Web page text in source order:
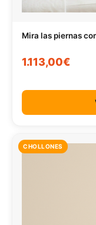
Mira las piernas
1.113,00€
CHOLLONES